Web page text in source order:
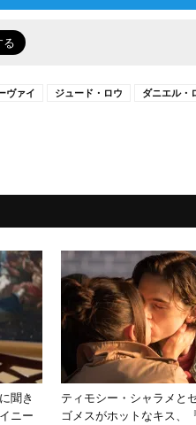
ヴァイ ジュード・ロウ
ダニエル・
聞き
ニー
ティモシー・シャラメと
ゴメスがホットなキス、